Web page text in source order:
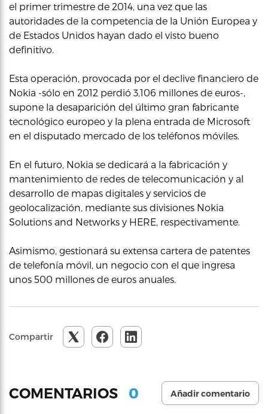
el primer trimestre de 2014, una vez que las
autoridades de la competencia de la Unión Europea y
de Estados Unidos hayan dado el visto bueno
definitivo.
Esta operación, provocada por el declive financiero de
Nokia -sólo en 2012 perdió 3,106 millones de euros-,
supone la desaparición del último gran fabricante
tecnológico europeo y la plena entrada de Microsoft
en el disputado mercado de los teléfonos móviles.
En el futuro, Nokia se dedicará a la fabricación y
mantenimiento de redes de telecomunicación y al
desarrollo de mapas digitales y servicios de
geolocalización, mediante sus divisiones Nokia
Solutions and Networks y HERE, respectivamente.
Asimismo, gestionará su extensa cartera de patentes
de telefonía móvil, un negocio con el que ingresa
unos 500 millones de euros anuales.
Compartir
COMENTARIOS 0 Añadir comentario